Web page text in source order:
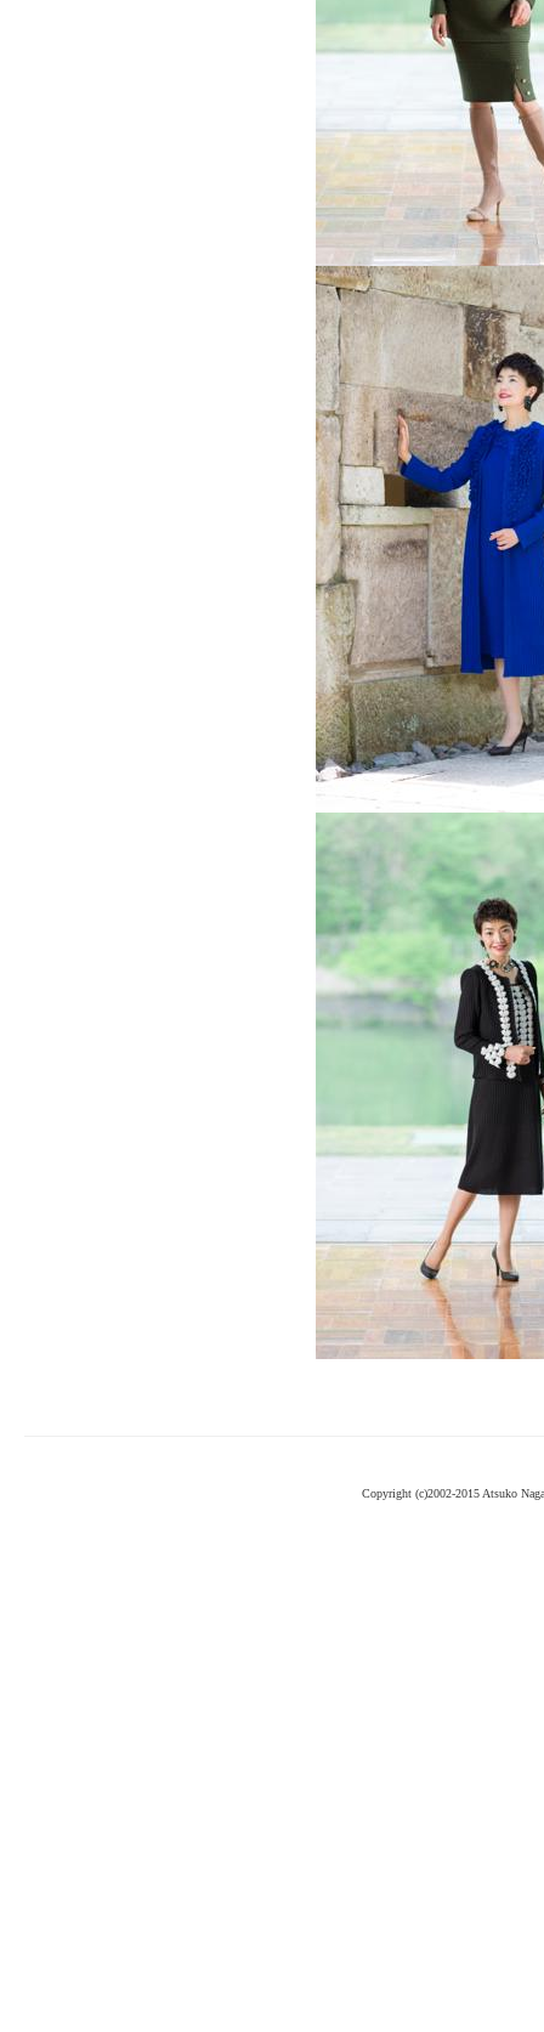
Copyright (c)2002-2015 Atsuko